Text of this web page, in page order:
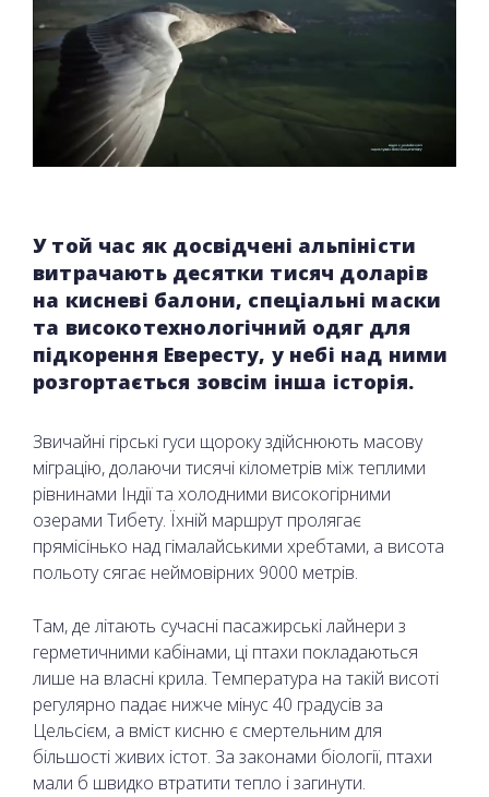
У той час як досвідчені альпіністи
витрачають десятки тисяч доларів
на кисневі балони, спеціальні маски
та високотехнологічний одяг для
підкорення Евересту, у небі над ними
розгортається зовсім інша історія.
Звичайні гірські гуси щороку здійснюють масову
міграцію, долаючи тисячі кілометрів між теплими
рівнинами Індії та холодними високогірними
озерами Тибету. Їхній маршрут пролягає
прямісінько над гімалайськими хребтами, а висота
польоту сягає неймовірних 9000 метрів.
Там, де літають сучасні пасажирські лайнери з
герметичними кабінами, ці птахи покладаються
лише на власні крила. Температура на такій висоті
регулярно падає нижче мінус 40 градусів за
Цельсієм, а вміст кисню є смертельним для
більшості живих істот. За законами біології, птахи
мали б швидко втратити тепло і загинути.